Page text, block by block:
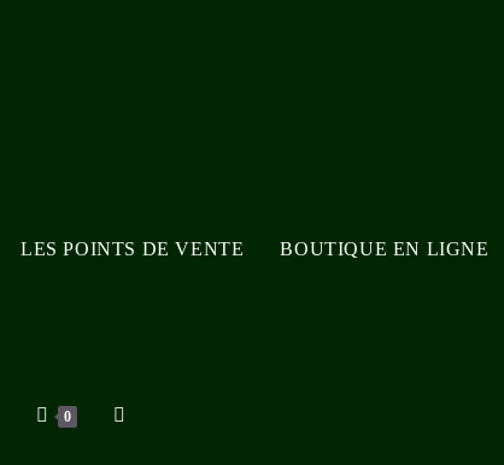
LES POINTS DE VENTE BOUTIQUE EN LIGNE
0 TOGGLE